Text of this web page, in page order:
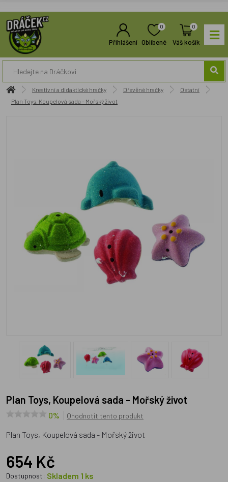
Přihlášení
0
Oblíbené
0
Váš košík
Kreativní a didaktické hračky Dřevěné hračky
Ostatní
Plan Toys, Koupelová sada - Mořský život
Plan Toys, Koupelová sada - Mořský život
0% Ohodnotit tento produkt
Plan Toys, Koupelová sada - Mořský život
654 Kč
Dostupnost: Skladem 1 ks